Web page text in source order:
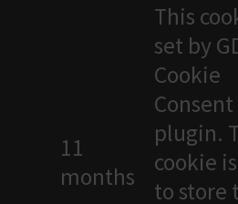
11
months
This
set by
Cookie
Consent
plugin.
cookie
to store